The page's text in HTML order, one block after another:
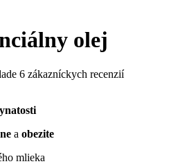
olej
6 zákazníckych recenzií
a obezite
mlieka